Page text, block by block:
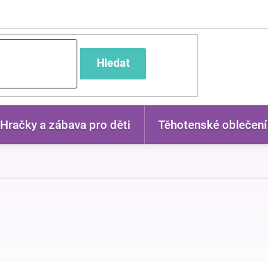
Hledat
Hračky a zábava pro děti Těhotenské oblečení